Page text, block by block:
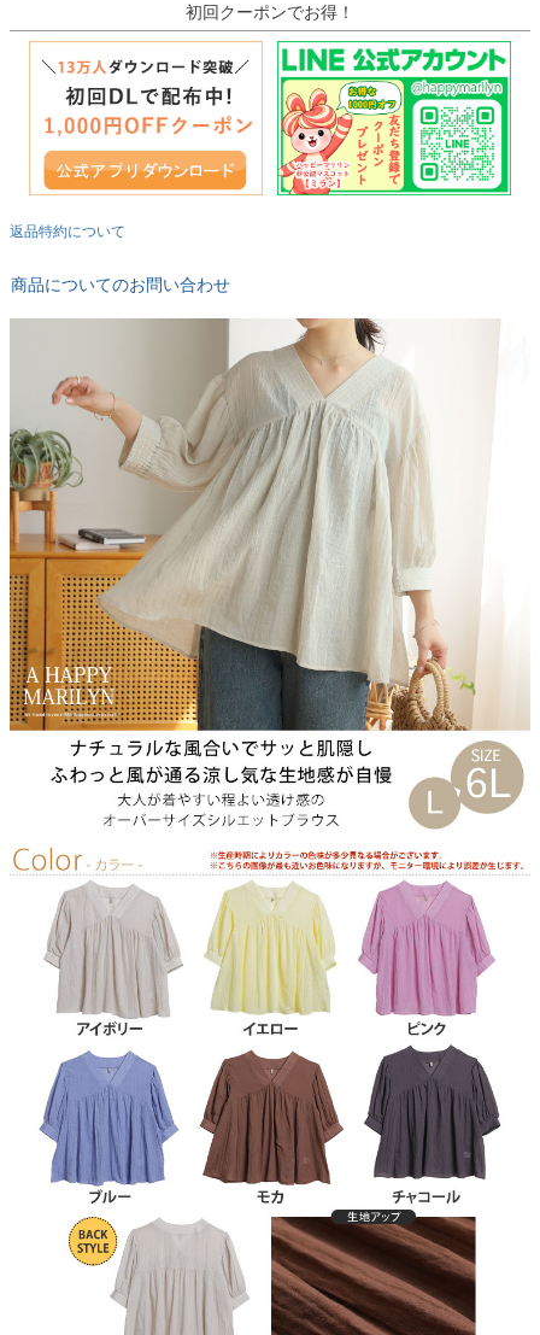
初回クーポンでお得！
返品特約について
商品についてのお問い合わせ